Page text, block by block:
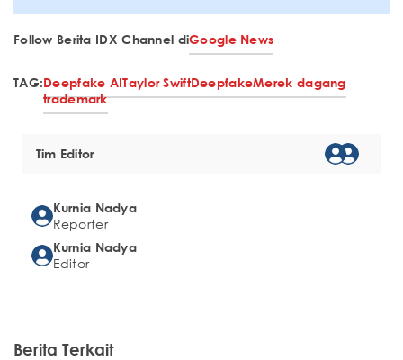
Follow Berita IDX Channel diGoogle News
TAG:Deepfake AITaylor SwiftDeepfakeMerek dagang
trademark
Tim Editor
Kurnia Nadya
Reporter
Kurnia Nadya
Editor
Berita Terkait